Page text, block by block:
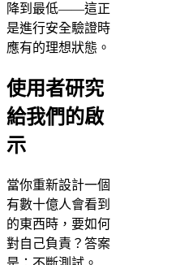
降到最低——這正
是進行安全驗證時
應有的理想狀態。
使用者研究
給我們的啟
示
當你重新設計一個
有數十億人會看到
的東西時，要如何
對自己負責？答案